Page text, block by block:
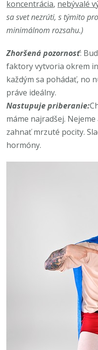
koncentrácia, nebývalé
sa svet nezrúti, s týmito
minimálnom rozsahu.)
Zhoršená pozornosť:
faktory vytvoria okrem
každým sa pohádať, no
práve ideálny.
Nastupuje priberanie:
máme najradšej.
zahnať mrzuté pocity.
hormóny.